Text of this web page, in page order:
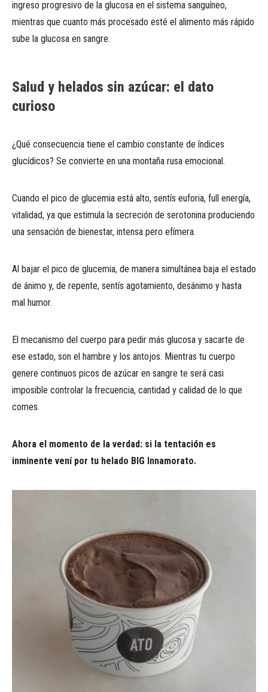
ingreso progresivo de la glucosa en el sistema sanguíneo,
mientras que cuanto más procesado esté el alimento más rápido
sube la glucosa en sangre.
Salud y helados sin azúcar: el dato
curioso
¿Qué consecuencia tiene el cambio constante de índices
glucídicos? Se convierte en una montaña rusa emocional.
Cuando el pico de glucemia está alto, sentís euforia, full energía,
vitalidad, ya que estimula la secreción de serotonina produciendo
una sensación de bienestar, intensa pero efímera.
Al bajar el pico de glucemia, de manera simultánea baja el estado
de ánimo y, de repente, sentís agotamiento, desánimo y hasta
mal humor.
El mecanismo del cuerpo para pedir más glucosa y sacarte de
ese estado, son el hambre y los antojos. Mientras tu cuerpo
genere continuos picos de azúcar en sangre te será casi
imposible controlar la frecuencia, cantidad y calidad de lo que
comes.
Ahora el momento de la verdad: si la tentación es
inminente vení por tu helado BIG Innamorato.